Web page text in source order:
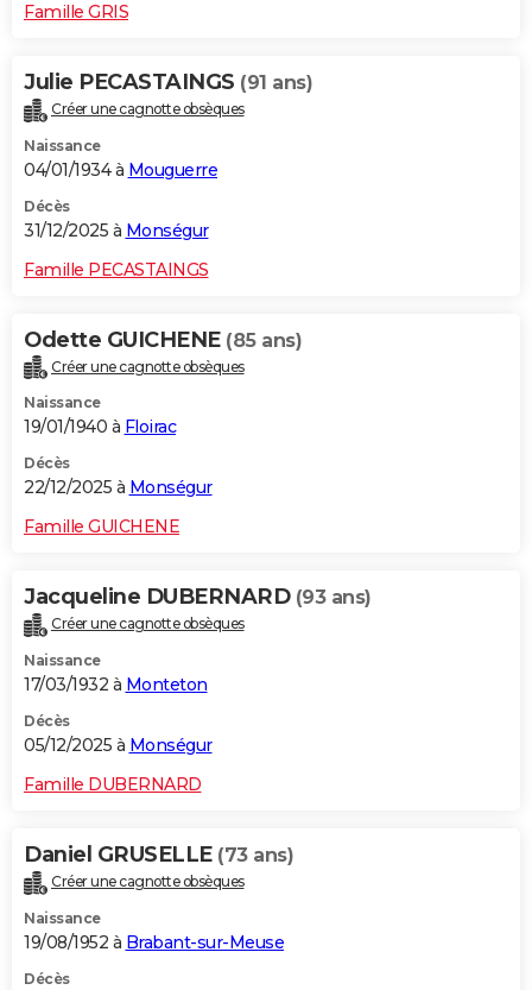
Famille GRIS
Julie PECASTAINGS (91 ans)
Créer une cagnotte obsèques
Naissance
04/01/1934 à Mouguerre
Décès
31/12/2025 à Monségur
Famille PECASTAINGS
Odette GUICHENE (85 ans)
Créer une cagnotte obsèques
Naissance
19/01/1940 à Floirac
Décès
22/12/2025 à Monségur
Famille GUICHENE
Jacqueline DUBERNARD (93 ans)
Créer une cagnotte obsèques
Naissance
17/03/1932 à Monteton
Décès
05/12/2025 à Monségur
Famille DUBERNARD
Daniel GRUSELLE (73 ans)
Créer une cagnotte obsèques
Naissance
19/08/1952 à Brabant-sur-Meuse
Décès